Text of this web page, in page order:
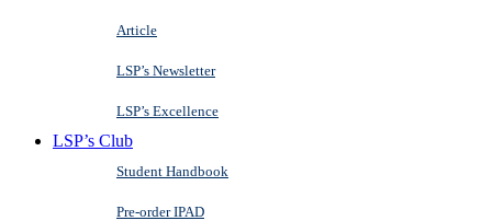
Article
LSP’s Newsletter
LSP’s Excellence
LSP’s Club
Student Handbook
Pre-order IPAD